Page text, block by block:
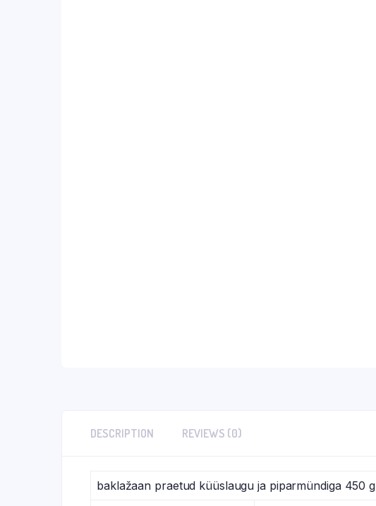
DESCRIPTION REVIEWS (0)
baklažaan praetud küüslaugu ja piparmündiga 450 g